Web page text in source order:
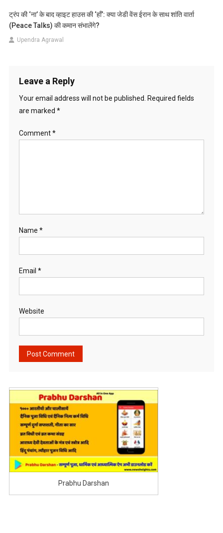
ट्रंप की ‘ना’ के बाद व्हाइट हाउस की ‘हाँ’: क्या जेडी वेंस ईरान के साथ शांति वार्ता
(Peace Talks) की कमान संभालेंगे?
Upendra Agrawal
Leave a Reply
Your email address will not be published.
Required fields
are marked *
Comment*
Name *
Email *
Website
Prabhu Darshan